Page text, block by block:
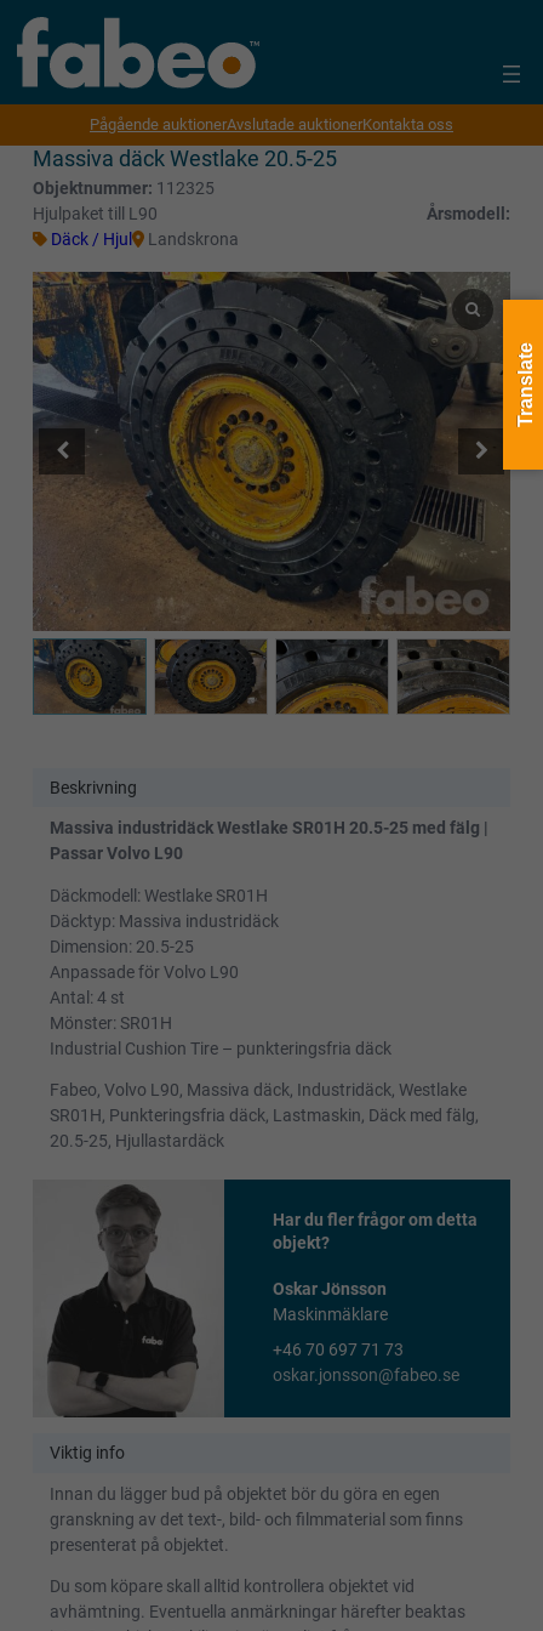
Pågående auktionerAvslutade auktionerKontakta oss
Massiva däck Westlake 20.5-25
Objektnummer: 112325
Hjulpaket till L90
Årsmodell:
Däck / Hjul
Landskrona
Beskrivning
Massiva industridäck Westlake SR01H 20.5-25 med fälg |
Passar Volvo L90
Däckmodell: Westlake SR01H
Däcktyp: Massiva industridäck
Dimension: 20.5-25
Anpassade för Volvo L90
Antal: 4 st
Mönster: SR01H
Industrial Cushion Tire – punkteringsfria däck
Fabeo, Volvo L90, Massiva däck, Industridäck, Westlake
SR01H, Punkteringsfria däck, Lastmaskin, Däck med fälg,
20.5-25, Hjullastardäck
Har du fler frågor om detta
objekt?
Oskar Jönsson
Maskinmäklare
+46 70 697 71 73
oskar.jonsson@fabeo.se
Viktig info
Innan du lägger bud på objektet bör du göra en egen
granskning av det text-, bild- och filmmaterial som finns
presenterat på objektet.
Du som köpare skall alltid kontrollera objektet vid
avhämtning. Eventuella anmärkningar härefter beaktas
Translate